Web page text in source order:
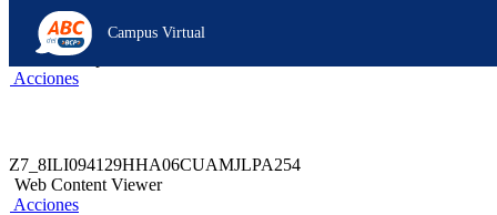
Z6_8ILI094129HHA06CUAMJLPA291
Z7_8ILI094129HHA06CUAMJLPA2P7
header-campus-virtual-abc
Acciones
Campus Virtual
Z7_8ILI094129HHA06CUAMJLPA254
Web Content Viewer
Acciones